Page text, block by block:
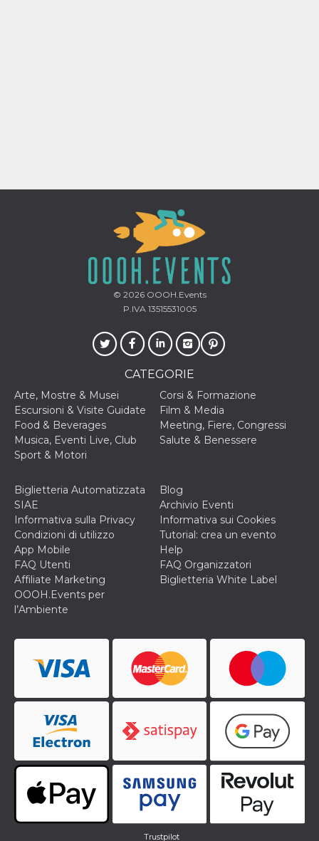
© 2026OOOH.Events
P.IVA 13515531005
CATEGORIE
Arte, Mostre & Musei
Corsi & Formazione
Escursioni & Visite Guidate
Film & Media
Food & Beverages
Meeting, Fiere, Congressi
Musica, Eventi Live, Club
Salute & Benessere
Sport & Motori
Biglietteria Automatizzata
SIAE
Blog
Archivio Eventi
Informativa sulla Privacy
Informativa sui Cookies
Condizioni di utilizzo
Tutorial: crea un evento
App Mobile
Help
FAQ Utenti
FAQ Organizzatori
Affiliate Marketing
Biglietteria White Label
OOOH.Events per
l’Ambiente
Trustpilot